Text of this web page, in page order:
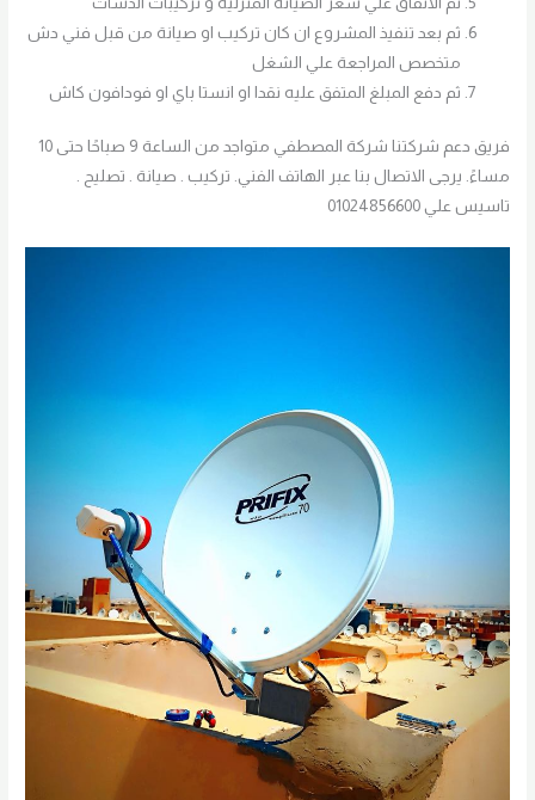
ثم بعد تنفيذ المشروع ان كان تركيب او صيانة من قبل فني دش
متخصص المراجعة علي الشغل
ثم دفع المبلغ المتفق عليه نقدا او انستا باي او فودافون كاش
فريق دعم شركتنا شركة المصطفي متواجد من الساعة 9 صباحًا حتى 10
مساءً. يرجى الاتصال بنا عبر الهاتف الفني. تركيب . صيانة . تصليح .
تاسيس علي 01024856600